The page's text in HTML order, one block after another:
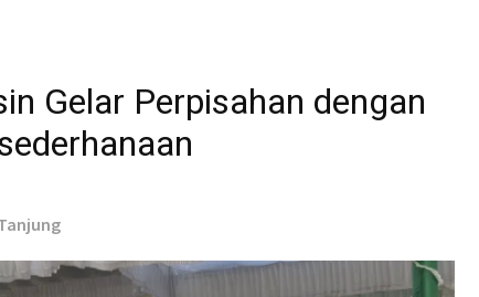
Gelar Perpisahan dengan